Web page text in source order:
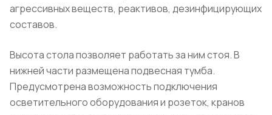
агрессивных веществ, реактивов, дезинфицирующих
составов.
Высота стола позволяет работать за ним стоя. В
нижней части размещена подвесная тумба.
Предусмотрена возможность подключения
осветительного оборудования и розеток, кранов